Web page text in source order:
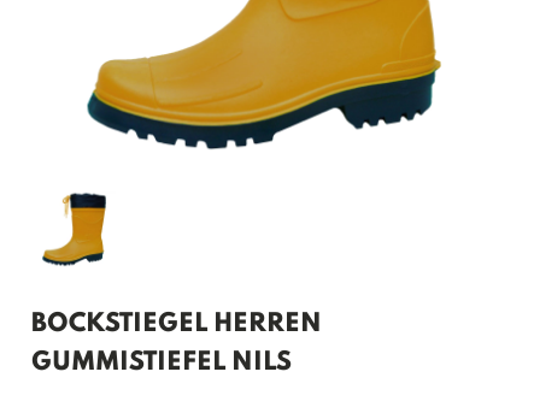
BOCKSTIEGEL HERREN
GUMMISTIEFEL NILS